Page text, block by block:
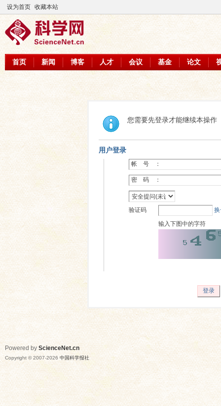
设为首页 收藏本站
首页 新闻 博客 人才 会议 基金 论文
您需要先登录才能继续本操作
用户登录
帐 号 ：
密 码 ：
验证码
输入下图中的字符
登录
Powered by ScienceNet.cn
Copyright © 2007-2026 中国科学报社